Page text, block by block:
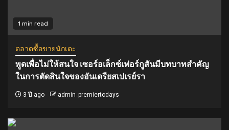
1 min read
ตลาดซื้อขายนักเตะ
พูดเพื่อไม่ให้สนใจ เซอร์อเล็กซ์เฟอร์กูสันมีบทบาทสำคัญ
ในการตัดสินใจของอันเดรียสเปเรย์รา
3 ปี ago admin_premiertodays